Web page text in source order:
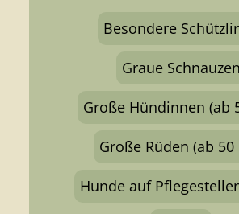
Besondere
Graue Schnauzen
Große Hündinnen (ab
Große Rüden (ab 50
Hunde auf